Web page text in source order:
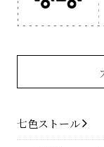
七色ストール